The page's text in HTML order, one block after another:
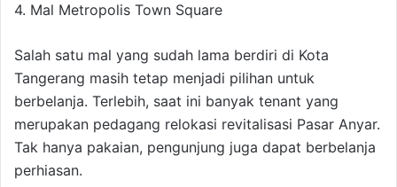
4. Mal Metropolis Town Square
Salah satu mal yang sudah lama berdiri di Kota
Tangerang masih tetap menjadi pilihan untuk
berbelanja. Terlebih, saat ini banyak tenant yang
merupakan pedagang relokasi revitalisasi Pasar Anyar.
Tak hanya pakaian, pengunjung juga dapat berbelanja
perhiasan.